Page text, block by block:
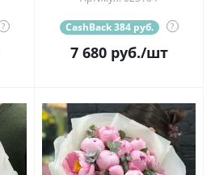
? CashBack 384 руб. ?
7 680руб./шт